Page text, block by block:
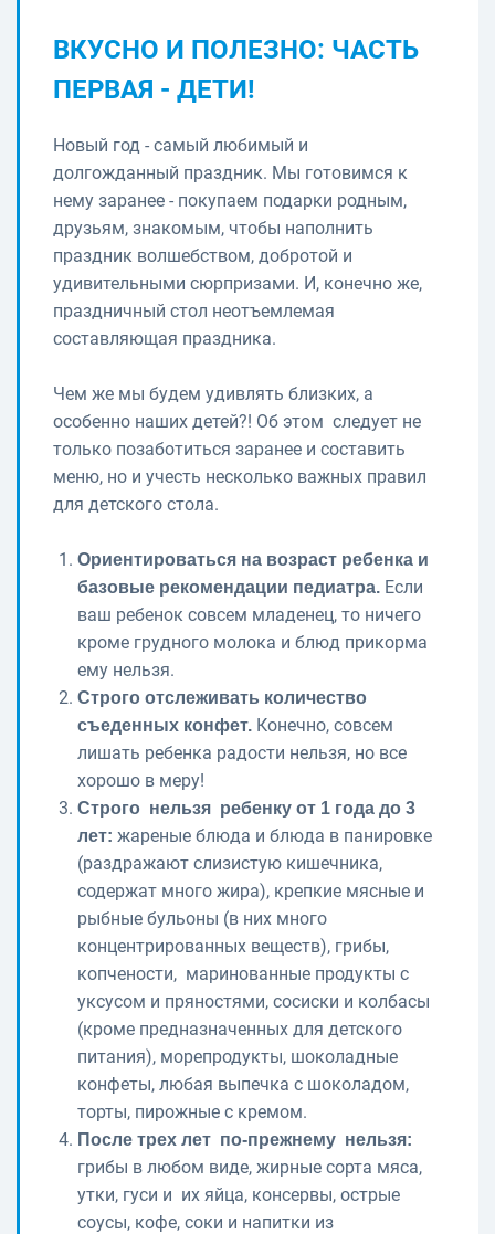
ВКУСНО И ПОЛЕЗНО: ЧАСТЬ
ПЕРВАЯ - ДЕТИ!
Новый год - самый любимый и
долгожданный праздник. Мы готовимся к
нему заранее - покупаем подарки родным,
друзьям, знакомым, чтобы наполнить
праздник волшебством, добротой и
удивительными сюрпризами. И, конечно же,
праздничный стол неотъемлемая
составляющая праздника.
Чем же мы будем удивлять близких, а
особенно наших детей?! Об этом следует не
только позаботиться заранее и составить
меню, но и учесть несколько важных правил
для детского стола.
Ориентироваться на возраст ребенка и
базовые рекомендации педиатра. Если
ваш ребенок совсем младенец, то ничего
кроме грудного молока и блюд прикорма
ему нельзя.
Строго отслеживать количество
съеденных конфет. Конечно, совсем
лишать ребенка радости нельзя, но все
хорошо в меру!
Строго нельзя ребенку от 1 года до 3
лет: жареные блюда и блюда в панировке
(раздражают слизистую кишечника,
содержат много жира), крепкие мясные и
рыбные бульоны (в них много
концентрированных веществ), грибы,
копчености, маринованные продукты с
уксусом и пряностями, сосиски и колбасы
(кроме предназначенных для детского
питания), морепродукты, шоколадные
конфеты, любая выпечка с шоколадом,
торты, пирожные с кремом.
После трех лет по-прежнему нельзя:
грибы в любом виде, жирные сорта мяса,
утки, гуси и их яйца, консервы, острые
соусы, кофе, соки и напитки из